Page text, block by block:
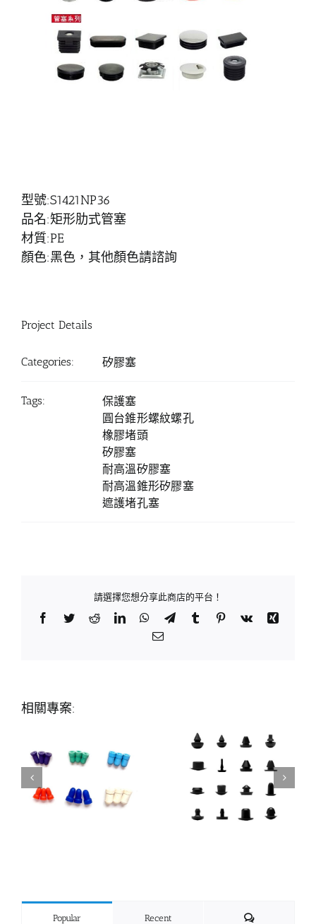
型號:S1421NP36
品名:矩形肋式管塞
材質:PE
顏色:黑色，其他顏色請諮詢
Project Details
Categories: 矽膠塞
Tags:
保護塞
圓台錐形螺紋螺孔
橡膠堵頭
矽膠塞
耐高溫矽膠塞
耐高溫錐形矽膠塞
遮護堵孔塞
請選擇您想分享此商店的平台！
Facebook
TwitterRedditLinkedInWhatsApp
TelegramTumblr Pinterest
Vk
Xing
Email:
相關專案:
Popular Recent Comments